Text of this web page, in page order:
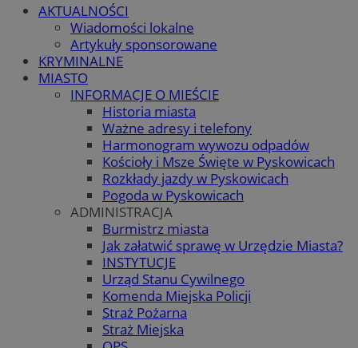
AKTUALNOŚCI
Wiadomości lokalne
Artykuły sponsorowane
KRYMINALNE
MIASTO
INFORMACJE O MIEŚCIE
Historia miasta
Ważne adresy i telefony
Harmonogram wywozu odpadów
Kościoły i Msze Święte w Pyskowicach
Rozkłady jazdy w Pyskowicach
Pogoda w Pyskowicach
ADMINISTRACJA
Burmistrz miasta
Jak załatwić sprawę w Urzędzie Miasta?
INSTYTUCJE
Urząd Stanu Cywilnego
Komenda Miejska Policji
Straż Pożarna
Straż Miejska